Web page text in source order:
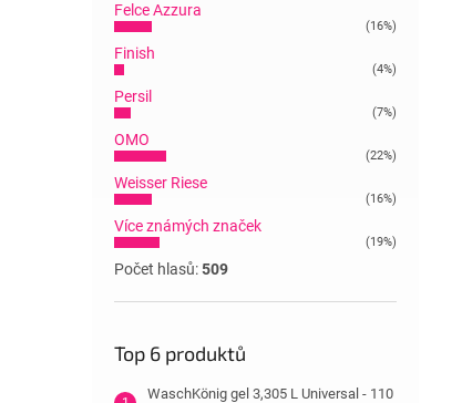
Felce Azzura
(16%)
Finish
(4%)
Persil
(7%)
OMO
(22%)
Weisser Riese
(16%)
Více známých značek
(19%)
Počet hlasů:509
Top 6 produktů
WaschKönig gel 3,305 L Universal - 110